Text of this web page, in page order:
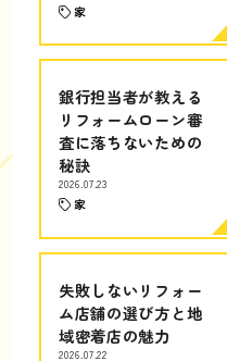
家
銀行担当者が教える
リフォームローン審
査に落ちないための
秘訣
2026.07.23
家
失敗しないリフォー
ム店舗の選び方と地
域密着店の魅力
2026.07.22